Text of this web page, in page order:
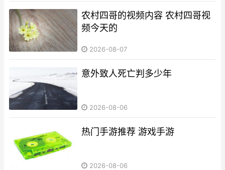
农村四哥的视频内容 农村四哥视
频今天的
2026-08-07
意外致人死亡判多少年
2026-08-06
热门手游推荐 游戏手游
2026-08-06